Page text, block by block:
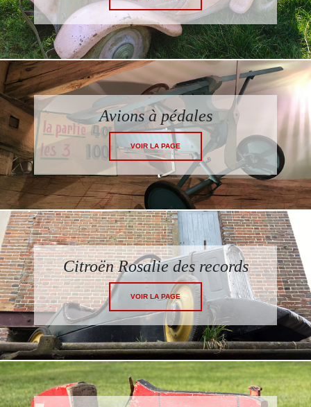
Avions à pédales
VOIR LA PAGE
Citroën Rosalie des records
VOIR LA PAGE